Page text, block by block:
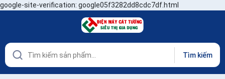
google-site-verification: google05f3282dd8cdc7df.html
Tìm kiếm